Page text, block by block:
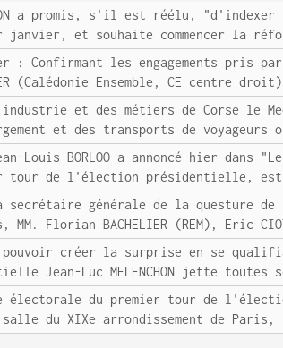
a promis, s'il est réélu,
et souhaite commencer la
: Confirmant les engagements pris
(Calédonie Ensemble, CE centre
et des métiers de Corse le
et des transports de voyageurs
Louis BORLOO a annoncé hier dans
tour de l'élection présidentielle,
générale de la questure de
Florian BACHELIER (REM), Eric
pouvoir créer la surprise en se
Jean-Luc MELENCHON jette toutes
électorale du premier tour de
salle du XIXe arrondissement de